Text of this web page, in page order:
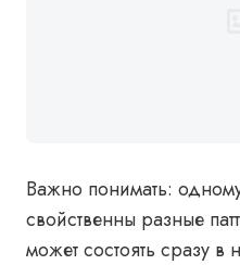
Важно понимать:
свойственны разные
может состоять сразу в